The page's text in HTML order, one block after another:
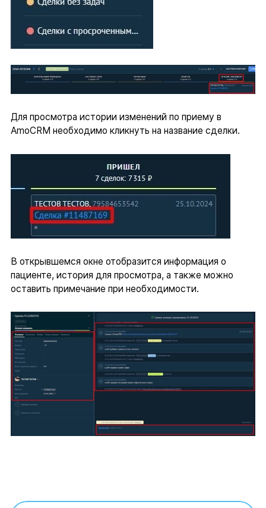
Для просмотра истории изменений по приему в
AmoCRM необходимо кликнуть на название сделки.
В открывшемся окне отобразится информация о
пациенте, история для просмотра, а также можно
оставить примечание при необходимости.